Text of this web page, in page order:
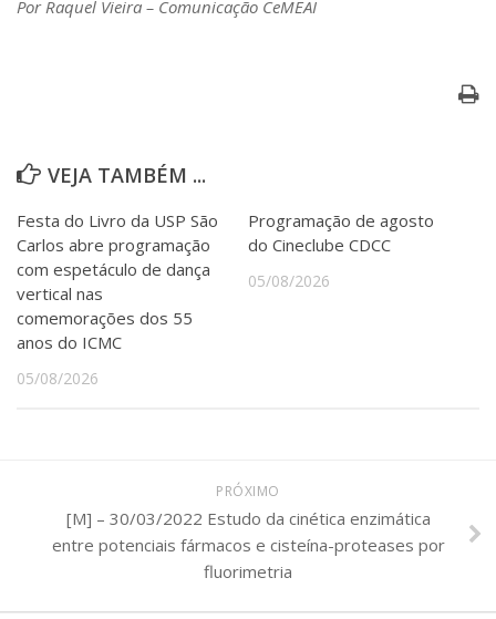
Por Raquel Vieira – Comunicação CeMEAI
VEJA TAMBÉM ...
Festa do Livro da USP São
Carlos abre programação
com espetáculo de dança
vertical nas
comemorações dos 55
anos do ICMC
05/08/2026
Programação de agosto
do Cineclube CDCC
05/08/2026
PRÓXIMO
[M] – 30/03/2022 Estudo da cinética enzimática
entre potenciais fármacos e cisteína-proteases por
fluorimetria